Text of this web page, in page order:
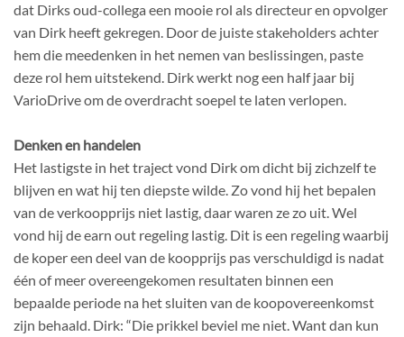
dat Dirks oud-collega een mooie rol als directeur en opvolger
van Dirk heeft gekregen. Door de juiste stakeholders achter
hem die meedenken in het nemen van beslissingen, paste
deze rol hem uitstekend. Dirk werkt nog een half jaar bij
VarioDrive om de overdracht soepel te laten verlopen.
Denken en handelen
Het lastigste in het traject vond Dirk om dicht bij zichzelf te
blijven en wat hij ten diepste wilde. Zo vond hij het bepalen
van de verkoopprijs niet lastig, daar waren ze zo uit. Wel
vond hij de earn out regeling lastig. Dit is een regeling waarbij
de koper een deel van de koopprijs pas verschuldigd is nadat
één of meer overeengekomen resultaten binnen een
bepaalde periode na het sluiten van de koopovereenkomst
zijn behaald. Dirk: “Die prikkel beviel me niet. Want dan kun